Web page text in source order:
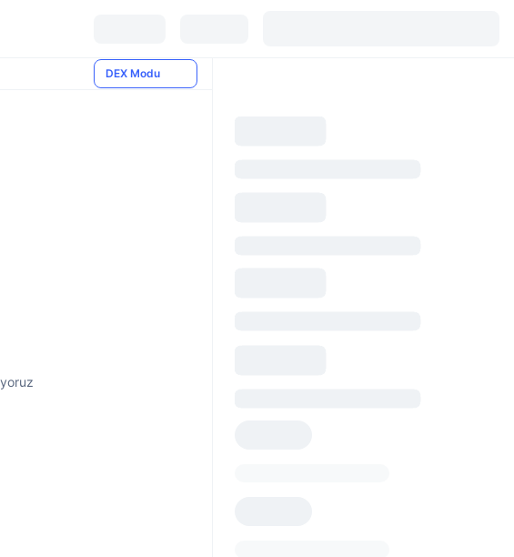
DEX Modu